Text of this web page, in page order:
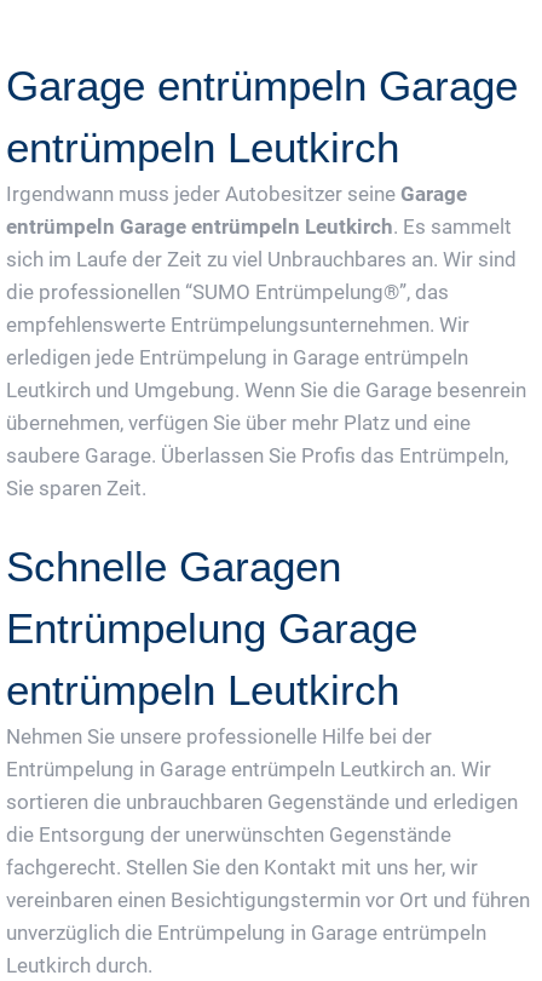
Garage entrümpeln Garage
entrümpeln Leutkirch
Irgendwann muss jeder Autobesitzer seine Garage
entrümpeln Garage entrümpeln Leutkirch. Es sammelt
sich im Laufe der Zeit zu viel Unbrauchbares an. Wir sind
die professionellen “SUMO Entrümpelung®”, das
empfehlenswerte Entrümpelungsunternehmen. Wir
erledigen jede Entrümpelung in Garage entrümpeln
Leutkirch und Umgebung. Wenn Sie die Garage besenrein
übernehmen, verfügen Sie über mehr Platz und eine
saubere Garage. Überlassen Sie Profis das Entrümpeln,
Sie sparen Zeit.
Schnelle Garagen
Entrümpelung Garage
entrümpeln Leutkirch
Nehmen Sie unsere professionelle Hilfe bei der
Entrümpelung in Garage entrümpeln Leutkirch an. Wir
sortieren die unbrauchbaren Gegenstände und erledigen
die Entsorgung der unerwünschten Gegenstände
fachgerecht. Stellen Sie den Kontakt mit uns her, wir
vereinbaren einen Besichtigungstermin vor Ort und führen
unverzüglich die Entrümpelung in Garage entrümpeln
Leutkirch durch.